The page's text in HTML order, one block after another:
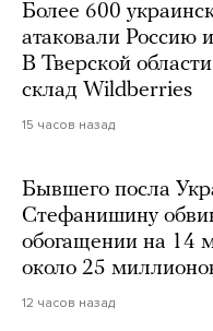
Более 600
атаковали Россию
В Тверской
склад Wildberries
15 часов назад
Бывшего посла
Стефанишину
обогащении на 14
около 25
12 часов назад